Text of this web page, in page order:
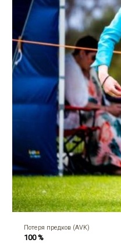
Потеря предков (AVK)
100 %